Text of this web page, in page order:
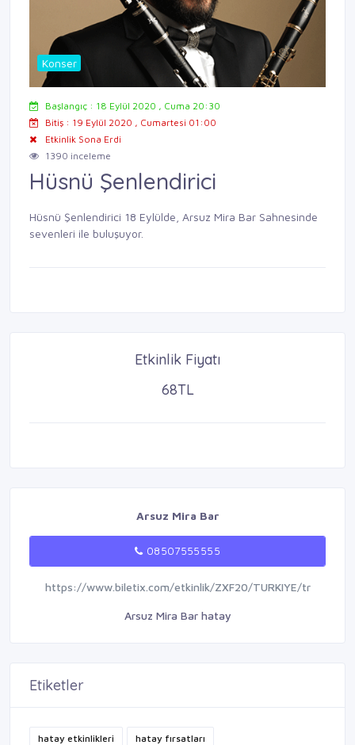
Konser
Başlangıç : 18 Eylül 2020 , Cuma 20:30
Bitiş : 19 Eylül 2020 , Cumartesi 01:00
Etkinlik Sona Erdi
1390 inceleme
Hüsnü Şenlendirici
Hüsnü Şenlendirici 18 Eylülde, Arsuz Mira Bar Sahnesinde
sevenleri ile buluşuyor.
Etkinlik Fiyatı
68TL
Arsuz Mira Bar
08507555555
https://www.biletix.com/etkinlik/ZXF20/TURKIYE/tr
Arsuz Mira Bar hatay
Etiketler
hatay etkinlikleri hatay fırsatları